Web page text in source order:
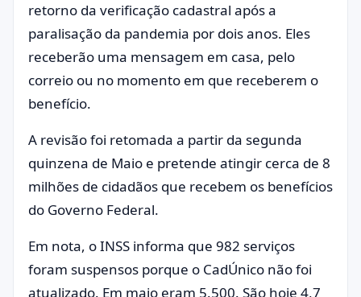
retorno da verificação cadastral após a
paralisação da pandemia por dois anos. Eles
receberão uma mensagem em casa, pelo
correio ou no momento em que receberem o
benefício.
A revisão foi retomada a partir da segunda
quinzena de Maio e pretende atingir cerca de 8
milhões de cidadãos que recebem os benefícios
do Governo Federal.
Em nota, o INSS informa que 982 serviços
foram suspensos porque o CadÚnico não foi
atualizado. Em maio eram 5.500. São hoje 4,7